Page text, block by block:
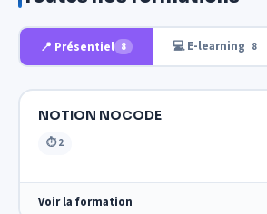
📍 Présentiel 8 💻 E-learning 8
NOTION NOCODE
⏱ 2
Voir la formation